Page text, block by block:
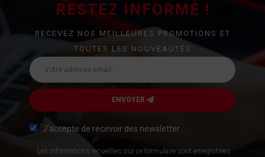
RESTEZ INFORMÉ !
RECEVEZ NOS MEILLEURES PROMOTIONS ET
TOUTES LES NOUVEAUTÉS
ENVOYER
J’accepte de recevoir des newsletter
Les informations recueillies sur ce formulaire sont enregistrées